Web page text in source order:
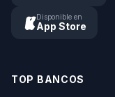
Disponible en
App Store
TOP BANCOS